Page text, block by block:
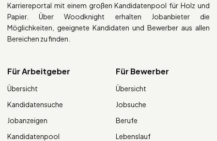
Karriereportal mit einem großen Kandidatenpool für Holz und
Papier. Über Woodknight erhalten Jobanbieter die
Möglichkeiten, geeignete Kandidaten und Bewerber aus allen
Bereichen zu finden.
Für Arbeitgeber
Übersicht
Kandidatensuche
Jobanzeigen
Kandidatenpool
Für Bewerber
Übersicht
Jobsuche
Berufe
Lebenslauf